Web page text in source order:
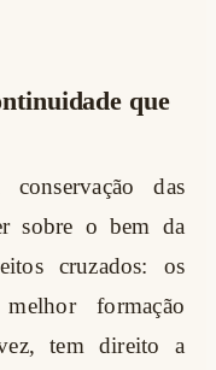
que
das
sobre o bem da
cruzados: os
formação
tem direito a